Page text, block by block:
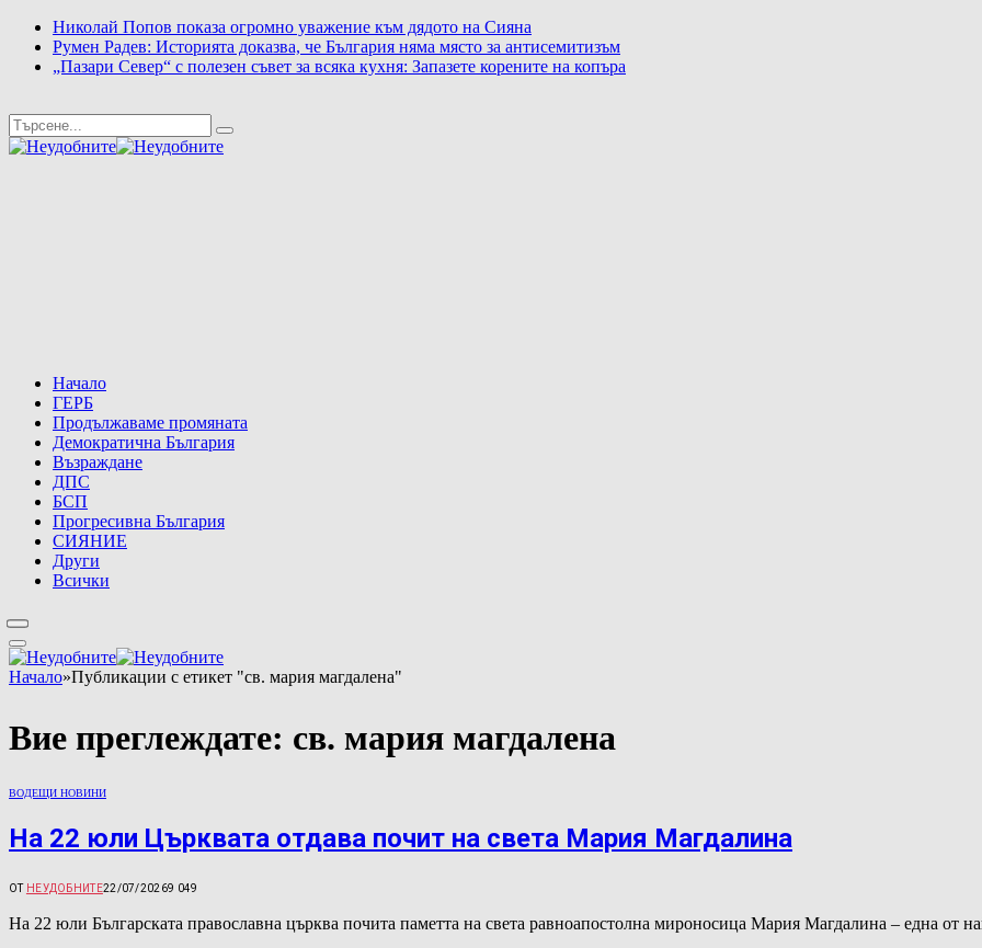
Николай Попов показа огромно уважение към дядото на Сияна
Румен Радев: Историята доказва, че България няма място за антисемитизъм
„Пазари Север“ с полезен съвет за всяка кухня: Запазете корените на копъра
Начало
ГЕРБ
Продължаваме промяната
Демократична България
Възраждане
ДПС
БСП
Прогресивна България
СИЯНИЕ
Други
Всички
Начало»Публикации с етикет "св. мария магдалена"
Вие преглеждате: св. мария магдалена
ВОДЕЩИ НОВИНИ
На 22 юли Църквата отдава почит на света Мария Магдалина
ОТ НЕУДОБНИТЕ22/07/20269 049
На 22 юли Българската православна църква почита паметта на света равноапостолна мироносица Мария Магдалина – една от